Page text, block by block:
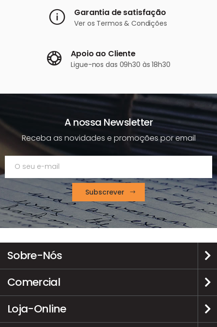
Garantia de satisfação
Ver os Termos & Condições
Apoio ao Cliente
Ligue-nos das 09h30 às 18h30
A nossa Newsletter
Receba as novidades e promoções por email
Subscrever
Sobre-Nós
Comercial
Loja-Online